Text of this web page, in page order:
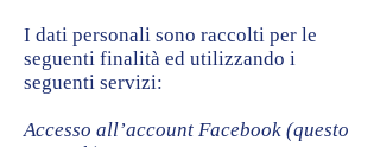
I dati personali sono raccolti per le
seguenti finalità ed utilizzando i
seguenti servizi:
Accesso all’account Facebook (questo